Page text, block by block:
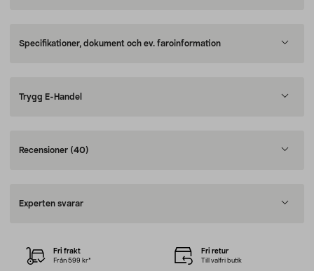
Specifikationer, dokument och ev. faroinformation
Trygg E-Handel
Recensioner (40)
Experten svarar
Fri frakt
Från 599 kr*
Fri retur
Till valfri butik